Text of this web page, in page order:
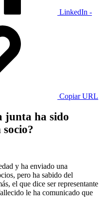
LinkedIn -
Copiar URL
junta ha sido
y ha enviado una
pero ha sabido del
el que dice ser representante
le ha comunicado que